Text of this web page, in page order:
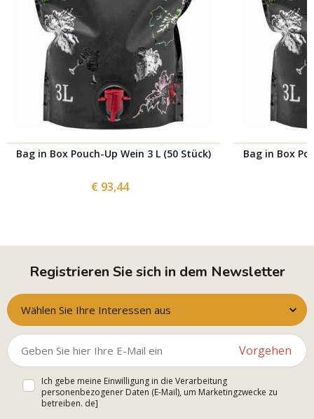
Bag in Box Pouch-Up Wein 3 L (50 Stück)
€ 93,44
Bag in Box
Registrieren Sie sich in dem Newsletter
Wählen Sie Ihre Interessen aus
Vorgehen
Ich gebe meine Einwilligung in die Verarbeitung
personenbezogener Daten (E-Mail), um Marketingzwecke zu
betreiben. de]